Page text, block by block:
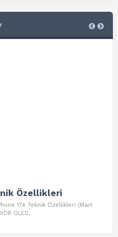
Özellikleri
17e Teknik Özellikleri (Mart
OLED,